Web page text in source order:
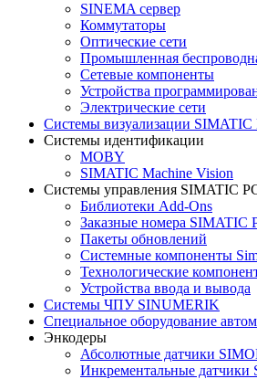
SINEMA сервер
Коммутаторы
Оптические сети
Промышленная
Сетевые компоненты
Устройства
Электрические сети
Системы визуализации
Системы идентификации
MOBY
SIMATIC Machine Vision
Системы управления SIMATIC
Библиотеки Add-Ons
Заказные номера SIMATIC
Пакеты обновлений
Системные компоненты
Технологические
Устройства ввода и вывода
Системы ЧПУ SINUMERIK
Специальное оборудование
Энкодеры
Абсолютные датчики
Инкрементальные датчики